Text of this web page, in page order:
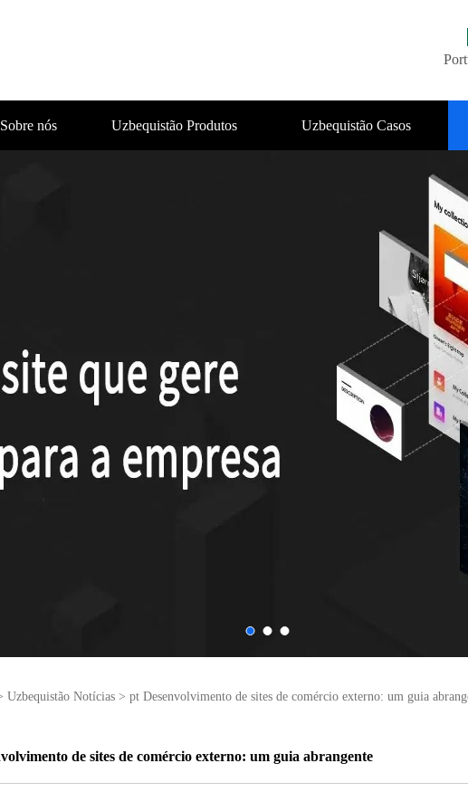
nós Uzbequistão Produtos Uzbequistão Casos
Uzbequistão Notícias> pt Desenvolvimento de sites de comércio externo: um guia
de sites de comércio externo: um guia abrangente